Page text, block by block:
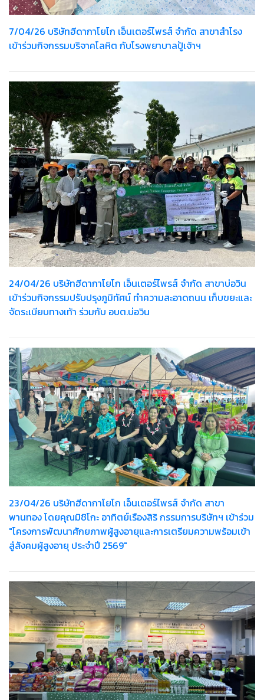
7/04/26 บริษัทฮีดากาโยโก เอ็นเตอร์ไพรส์ จำกัด สาขาสำโรง
เข้าร่วมกิจกรรมบริจาคโลหิต กับโรงพยาบาลปู้เจ้าฯ
24/04/26 บริษัทฮีดากาโยโก เอ็นเตอร์ไพรส์ จำกัด สาขาบ่อวิน
เข้าร่วมกิจกรรมปรับปรุงภูมิทัศน์ ทำความสะอาดถนน เก็บขยะและ
จัดระเบียบทางเท้า ร่วมกับ อบต.บ่อวิน
23/04/26 บริษัทฮีดากาโยโก เอ็นเตอร์ไพรส์ จำกัด สาขา
พานทอง โดยคุณมิชิโกะ อาทิตย์เรืองสิริ กรรมการบริษัทฯ เข้าร่วม
"โครงการพัฒนาศักยภาพผู้สูงอายุและการเตรียมความพร้อมเข้า
สู่สังคมผู้สูงอายุ ประจำปี 2569"